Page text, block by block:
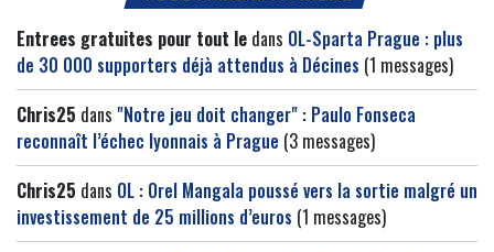
Entrees gratuites pour tout le dans OL-Sparta Prague : plus
de 30 000 supporters déjà attendus à Décines (1 messages)
Chris25 dans "Notre jeu doit changer" : Paulo Fonseca
reconnaît l’échec lyonnais à Prague (3 messages)
Chris25 dans OL : Orel Mangala poussé vers la sortie malgré un
investissement de 25 millions d’euros (1 messages)